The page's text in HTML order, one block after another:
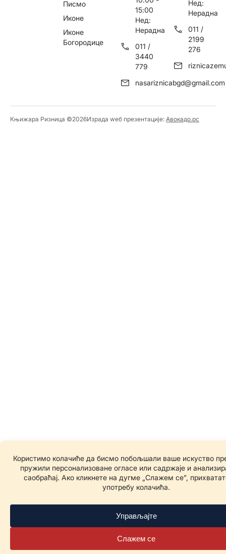
Писмо
Иконе
Иконе
Богородице
15:00
Нед:
Нерадна
011 /
3440
779
nasariznicabgd@gmail.com
Нед:
Нерадна
011 /
2199
276
Књижара Ризница ©️2026Израда wеб презентације: Авокадо.рс